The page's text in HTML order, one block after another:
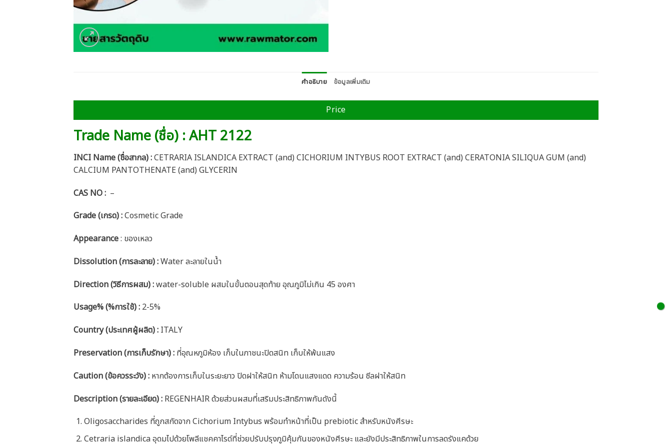
คำอธิบาย ข้อมูลเพิ่มเติม
Price
Trade Name (ชื่อ) : AHT 2122
INCI Name (ชื่อสากล) :CETRARIA ISLANDICA EXTRACT (and) CICHORIUM INTYBUS ROOT EXTRACT (and) CERATONIA SILIQUA GUM (and)
CALCIUM PANTOTHENATE (and) GLYCERIN
CAS NO : –
Grade (เกรด) :Cosmetic Grade
Appearance: ของเหลว
Dissolution (การละลาย) :Water ละลายในน้ำ
Direction (วิธีการผสม) :water-soluble ผสมในขั้นตอนสุดท้าย อุณภูมิไม่เกิน 45 องศา
Usage% (%การใช้) : 2-5%
Country (ประเทศผู้ผลิต) : ITALY
Preservation (การเก็บรักษา) : ที่อุณหภูมิห้อง เก็บในภาชนะปิดสนิท เก็บให้พ้นแสง
Caution(ข้อควรระวัง) : หากต้องการเก็บในระยะยาว ปิดฝาให้สนิท ห้ามโดนแสงแดด ความร้อน ซีลฝาให้สนิท
Description (รายละเอียด): REGENHAIR ด้วยส่วนผสมที่เสริมประสิทธิภาพกันดังนี้
Oligosaccharides ที่ถูกสกัดจาก Cichorium Intybus พร้อมทำหน้าที่เป็น prebiotic สำหรับหนังศีรษะ
Cetraria islandica อุดมไปด้วยโพลีแชคคาไรด์ที่ช่วยปรับปรุงภูมิคุ้มกันของหนังศีรษะ และยังมีประสิทธิภาพในการลดรังแคด้วย